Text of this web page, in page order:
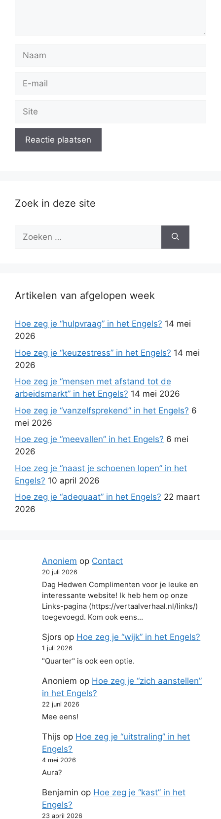
Naam
Site
Zoek in deze site
Zoek
Artikelen van afgelopen week
Hoe zeg je “hulpvraag” in het Engels? 14 mei
2026
Hoe zeg je “keuzestress” in het Engels? 14 mei
2026
Hoe zeg je “mensen met afstand tot de
arbeidsmarkt” in het Engels? 14 mei 2026
Hoe zeg je “vanzelfsprekend” in het Engels? 6
mei 2026
Hoe zeg je “meevallen” in het Engels? 6 mei
2026
Hoe zeg je “naast je schoenen lopen” in het
Engels? 10 april 2026
Hoe zeg je “adequaat” in het Engels? 22 maart
2026
Anoniem op Contact
20 juli 2026
Dag Hedwen Complimenten voor je leuke en
interessante website! Ik heb hem op onze
Links-pagina (https://vertaalverhaal.nl/links/)
toegevoegd. Kom ook eens…
Sjors op Hoe zeg je “wijk” in het Engels?
1 juli 2026
"Quarter" is ook een optie.
Anoniem op Hoe zeg je “zich aanstellen”
in het Engels?
22 juni 2026
Mee eens!
Thijs op Hoe zeg je “uitstraling” in het
Engels?
4 mei 2026
Aura?
Benjamin op Hoe zeg je “kast” in het
Engels?
23 april 2026